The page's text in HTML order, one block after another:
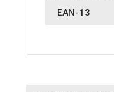
EAN-13